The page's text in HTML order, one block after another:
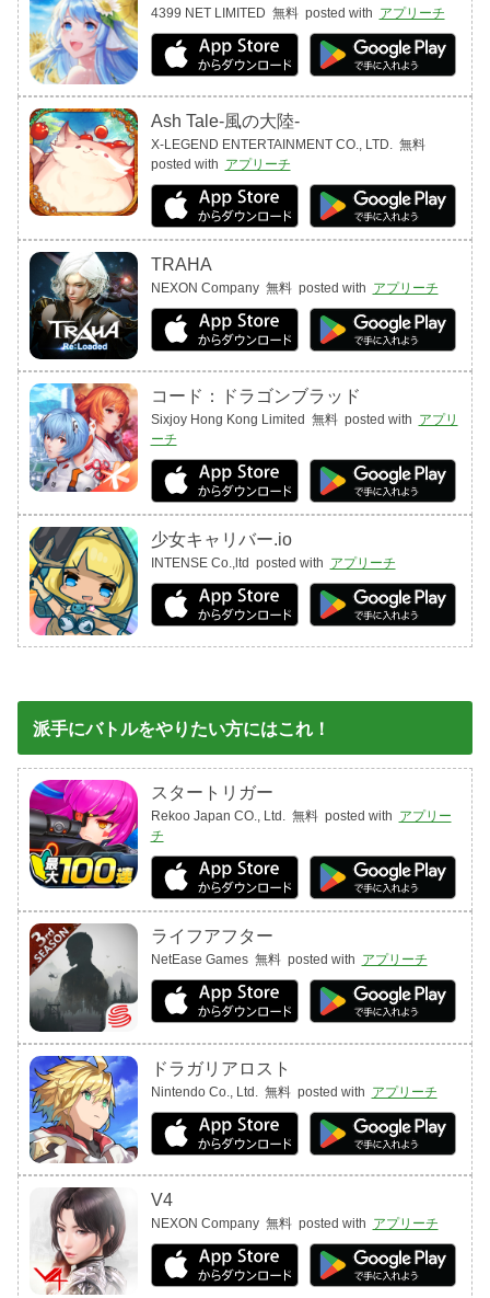
4399 NET LIMITED 無料 posted with アプリーチ
Ash Tale-風の大陸-
X-LEGEND ENTERTAINMENT CO., LTD. 無料
posted with アプリーチ
TRAHA
NEXON Company 無料 posted with アプリーチ
コード：ドラゴンブラッド
Sixjoy Hong Kong Limited 無料 posted with アプリ
ーチ
少女キャリバー.io
INTENSE Co.,ltd posted with アプリーチ
派手にバトルをやりたい方にはこれ！
スタートリガー
Rekoo Japan CO., Ltd. 無料 posted with アプリー
チ
ライフアフター
NetEase Games 無料 posted with アプリーチ
ドラガリアロスト
Nintendo Co., Ltd. 無料 posted with アプリーチ
V4
NEXON Company 無料 posted with アプリーチ